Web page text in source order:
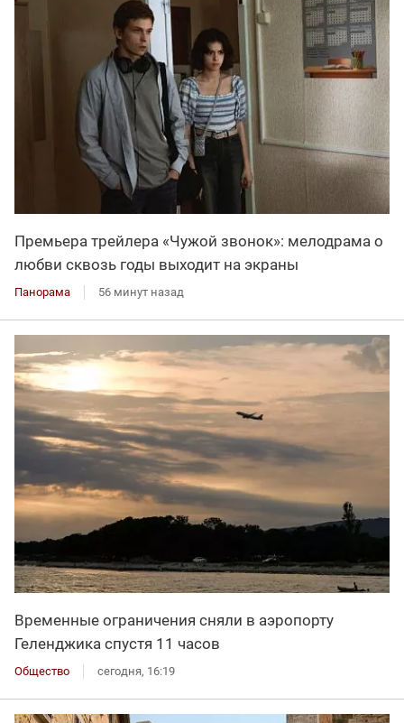
Премьера трейлера «Чужой звонок»: мелодрама о
любви сквозь годы выходит на экраны
Панорама 56 минут назад
Временные ограничения сняли в аэропорту
Геленджика спустя 11 часов
Общество сегодня, 16:19